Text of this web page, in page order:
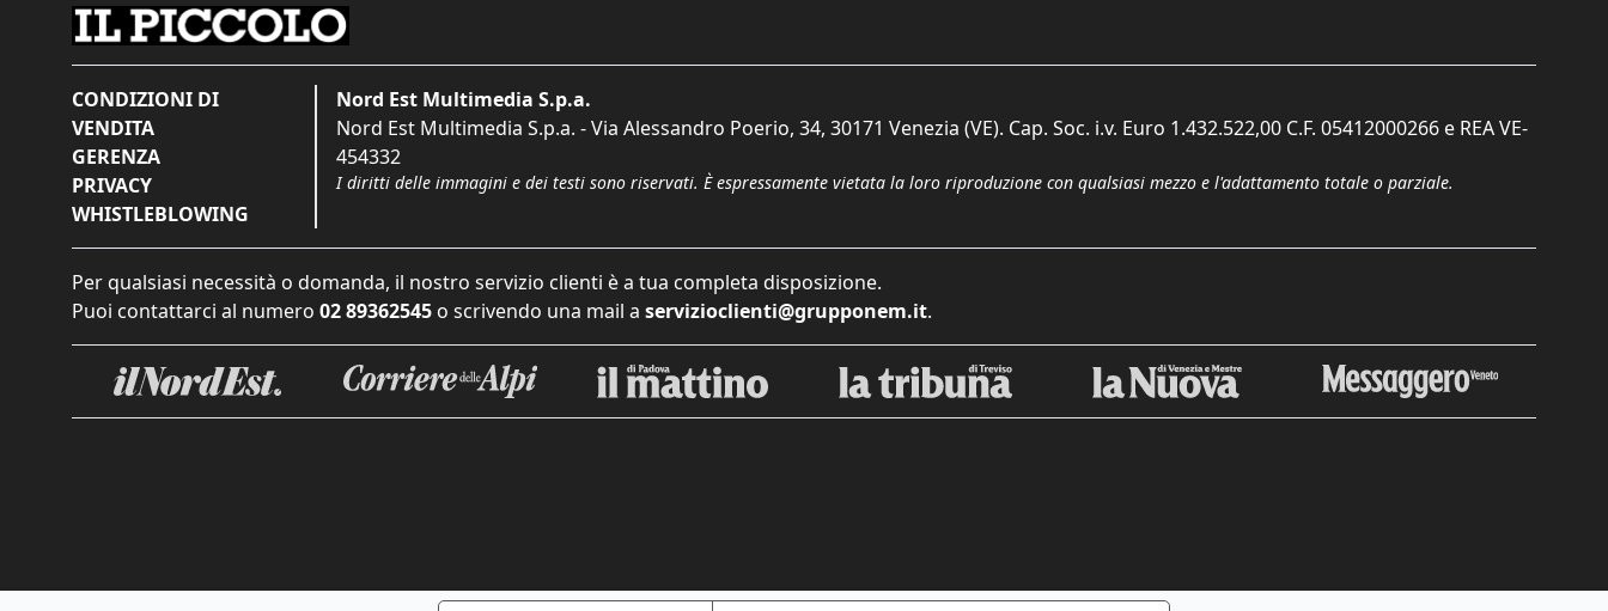
CONDIZIONI DI
VENDITA
GERENZA
PRIVACY
WHISTLEBLOWING
Nord Est Multimedia S.p.a.
Nord Est Multimedia S.p.a. - Via Alessandro Poerio, 34, 30171 Venezia (VE). Cap. Soc. i.v. Euro 1.432.522,00 C.F. 05412000266 e REA VE-
454332
I diritti delle immagini e dei testi sono riservati. È espressamente vietata la loro riproduzione con qualsiasi mezzo e l'adattamento totale o parziale.
Per qualsiasi necessità o domanda, il nostro servizio clienti è a tua completa disposizione.
Puoi contattarci al numero 02 89362545 o scrivendo una mail a servizioclienti@grupponem.it.